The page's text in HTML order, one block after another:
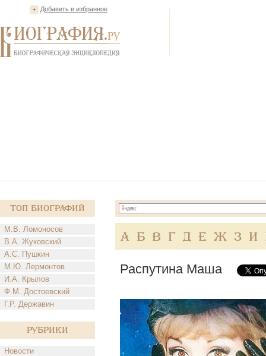
Добавить в избранное
Топ Биографий
М.В. Ломоносов
В.А. Жуковский
А.С. Пушкин
М.Ю. Лермонтов
И.А. Крылов
Ф.М. Достоевский
Г.Р. Державин
Рубрики
Новости
А Б В Г Д Е Ж З И
Распутина Маша